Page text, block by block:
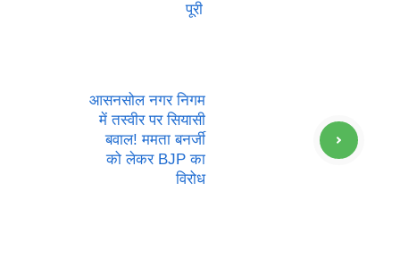
पूरी
आसनसोल नगर निगम
में तस्वीर पर सियासी
बवाल! ममता बनर्जी
को लेकर BJP का
विरोध